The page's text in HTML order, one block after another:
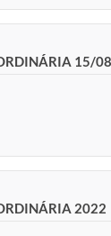
15/
2022